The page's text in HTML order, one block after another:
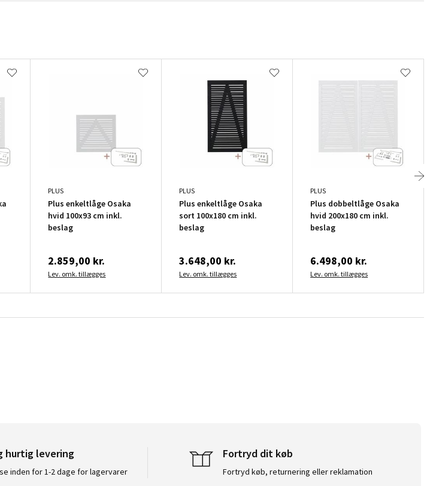
PLUS
Plus enkeltlåge Osaka
hvid 100x93 cm inkl.
beslag
2.859,00 kr.
Lev. omk. tillægges
PLUS
Plus enkeltlåge Osaka
sort 100x180 cm inkl.
beslag
3.648,00 kr.
Lev. omk. tillægges
PLUS
Plus dobbeltlåge Osaka
hvid 200x180 cm inkl.
beslag
6.498,00 kr.
Lev. omk. tillægges
hurtig levering
inden for 1-2 dage for lagervarer
Fortryd dit køb
Fortryd køb, returnering eller reklamation